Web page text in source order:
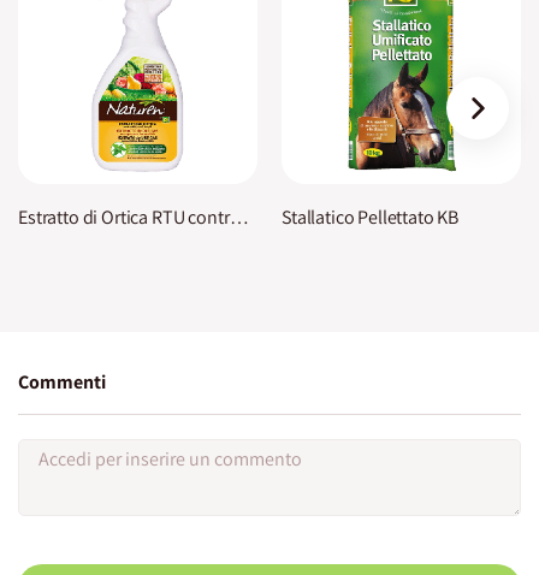
Estratto di Ortica RTU contro Afidi, Acari, Funghi Naturen Stallatico Pellettato KB
›
Commenti